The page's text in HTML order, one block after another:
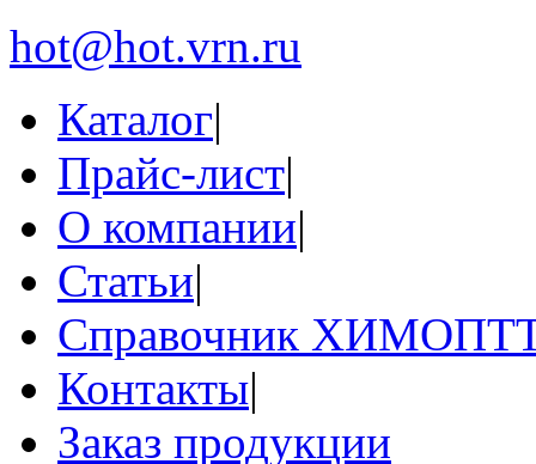
hot@hot.vrn.ru
Каталог|
Прайс-лист|
О компании|
Статьи|
Справочник
Контакты|
Заказ продукции